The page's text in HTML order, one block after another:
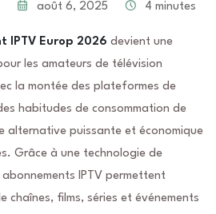
août 6, 2025 4 minutes
IPTV Europ 2026 devient une
les amateurs de télévision
la montée des plateformes de
habitudes de consommation de
alternative puissante et économique
Grâce à une technologie de
IPTV permettent
chaînes, films, séries et événements